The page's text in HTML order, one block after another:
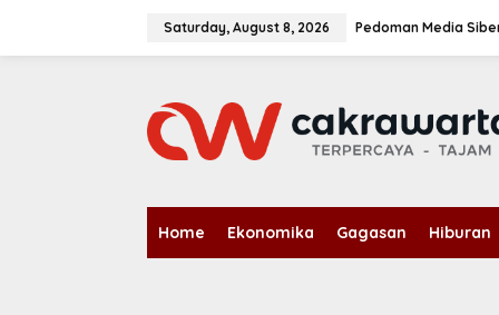
Saturday, August 8, 2026 Pedoman Media
Home Ekonomika Gagasan Hiburan